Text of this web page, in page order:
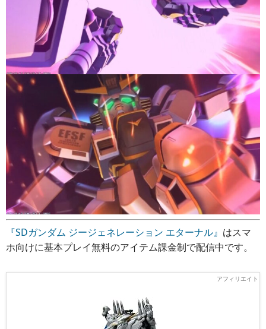
『SDガンダム ジージェネレーション エターナル』 はスマ
ホ向けに基本プレイ無料のアイテム課金制で配信中です。